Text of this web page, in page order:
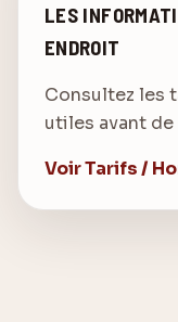
LES
ENDROIT
Consultez les
utiles avant de
Voir Tarifs /